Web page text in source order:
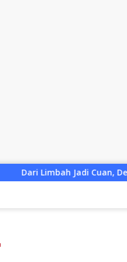
Desa Bentek Ubah Sabut